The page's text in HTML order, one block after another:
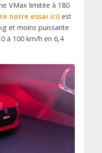
VMax limitée à 180
notre essai ici)est
et moins puissante
à 100 km/h en 6,4